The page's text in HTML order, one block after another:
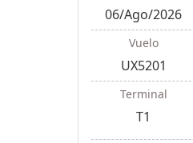
06/Ago/2026
Vuelo
UX5201
Terminal
T1